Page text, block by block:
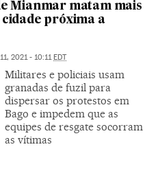
Mianmar matam mais
cidade próxima a
2021 - 10:11 EDT
Militares e policiais usam
granadas de fuzil para
dispersar os protestos em
Bago e impedem que as
equipes de resgate socorram
as vítimas